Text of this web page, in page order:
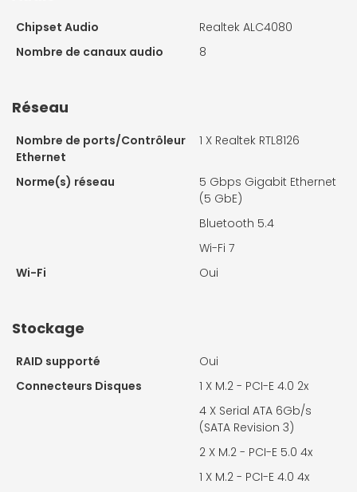
Chipset Audio
Realtek ALC4080
Nombre de canaux audio
8
Réseau
Nombre de ports/Contrôleur
Ethernet
1 X Realtek RTL8126
Norme(s) réseau
5 Gbps Gigabit Ethernet
(5 GbE)
Bluetooth 5.4
Wi-Fi 7
Wi-Fi
Oui
Stockage
RAID supporté
Oui
Connecteurs Disques
1 X M.2 - PCI-E 4.0 2x
4 X Serial ATA 6Gb/s
(SATA Revision 3)
2 X M.2 - PCI-E 5.0 4x
1 X M.2 - PCI-E 4.0 4x